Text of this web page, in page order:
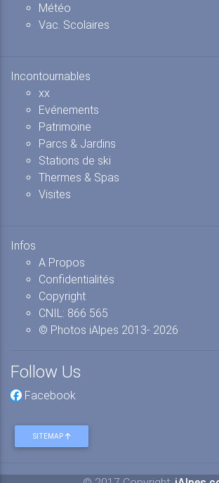
Météo
Vac. Scolaires
Incontournables
xx
Evénements
Patrimoine
Parcs & Jardins
Stations de ski
Thermes & Spas
Visites
Infos
A Propos
Confidentialités
Copyright
CNIL: 866 565
© Photos iAlpes 2013- 2026
Follow Us
Facebook
SITEMAP